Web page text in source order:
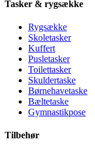
Tasker & rygsække
Rygsække
Skoletasker
Kuffert
Pusletasker
Toilettasker
Skuldertaske
Børnehavetaske
Bæltetaske
Gymnastikpose
Tilbehør